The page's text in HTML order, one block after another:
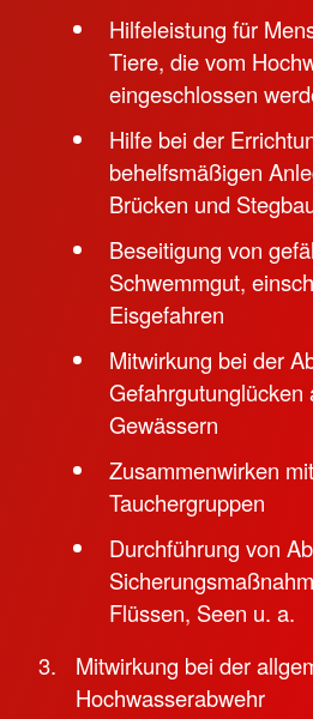
Hilfeleistung für
Tiere, die vom
eingeschlossen
Hilfe bei der
behelfsmäßigen
Brücken und
Beseitigung von
Schwemmgut,
Eisgefahren
Mitwirkung bei der
Gefahrgutunglücken
Gewässern
Zusammenwirken mit
Tauchergruppen
Durchführung von
Flüssen, Seen u. a.
Mitwirkung bei der
Hochwasserabwehr